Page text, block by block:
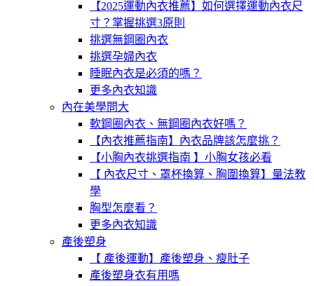
【2025運動內衣推薦】如何選擇運動內衣尺
寸？掌握挑選3原則
挑選無鋼圈內衣
挑選孕婦內衣
睡眠內衣是必須的嗎？
更多內衣知識
內在美學問大
軟鋼圈內衣、無鋼圈內衣好嗎？
【內衣推薦指南】內衣品牌該怎麼挑？
【小胸內衣挑選指南 】小胸女孩必看
【 內衣尺寸、罩杯換算、胸圍換算】量法教
學
胸型怎麼看？
更多內衣知識
產後塑身
【 產後運動】產後塑身、瘦肚子
產後塑身衣有用嗎